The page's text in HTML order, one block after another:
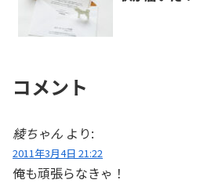
コメント
綾ちゃん より:
2011年3月4日 21:22
俺も頑張らなきゃ！